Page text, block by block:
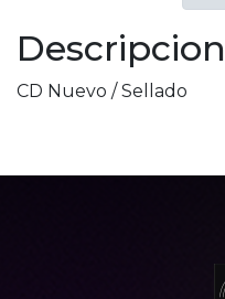
Descripcion
CD Nuevo / Sellado